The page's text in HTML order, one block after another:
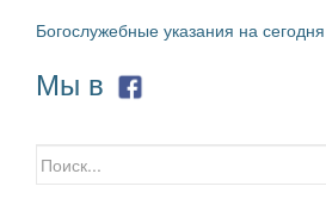
Богослужебные указания на сегодня
Мы в
Искать: